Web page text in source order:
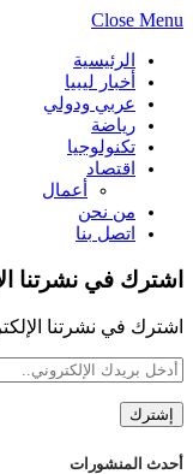
Close Menu
الرئيسية
أخبار ليبيا
عربي ودولي
رياضة
تكنولوجيا
اقتصاد
أعمال
من نحن
اتصل بنا
اشترك في نشرتنا
اشترك في نشرتنا
أحدث المنشورات